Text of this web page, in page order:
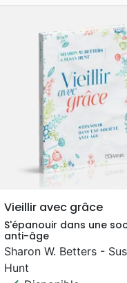
search APERÇU
Vieillir avec grâce
S'épanouir dans une
anti-âge
Sharon W. Betters -
Hunt